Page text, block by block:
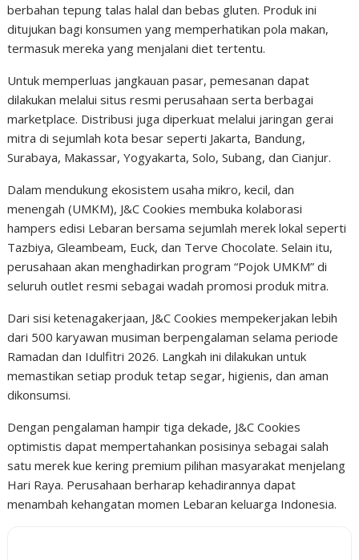
berbahan tepung talas halal dan bebas gluten. Produk ini
ditujukan bagi konsumen yang memperhatikan pola makan,
termasuk mereka yang menjalani diet tertentu.
Untuk memperluas jangkauan pasar, pemesanan dapat
dilakukan melalui situs resmi perusahaan serta berbagai
marketplace. Distribusi juga diperkuat melalui jaringan gerai
mitra di sejumlah kota besar seperti Jakarta, Bandung,
Surabaya, Makassar, Yogyakarta, Solo, Subang, dan Cianjur.
Dalam mendukung ekosistem usaha mikro, kecil, dan
menengah (UMKM), J&C Cookies membuka kolaborasi
hampers edisi Lebaran bersama sejumlah merek lokal seperti
Tazbiya, Gleambeam, Euck, dan Terve Chocolate. Selain itu,
perusahaan akan menghadirkan program “Pojok UMKM” di
seluruh outlet resmi sebagai wadah promosi produk mitra.
Dari sisi ketenagakerjaan, J&C Cookies mempekerjakan lebih
dari 500 karyawan musiman berpengalaman selama periode
Ramadan dan Idulfitri 2026. Langkah ini dilakukan untuk
memastikan setiap produk tetap segar, higienis, dan aman
dikonsumsi.
Dengan pengalaman hampir tiga dekade, J&C Cookies
optimistis dapat mempertahankan posisinya sebagai salah
satu merek kue kering premium pilihan masyarakat menjelang
Hari Raya. Perusahaan berharap kehadirannya dapat
menambah kehangatan momen Lebaran keluarga Indonesia.